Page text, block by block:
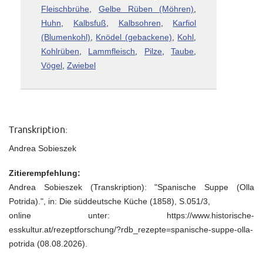
Fleischbrühe
Gelbe Rüben (Möhren)
Huhn
Kalbsfuß Kalbsohren
Karfiol
(Blumenkohl)
Knödel (gebackene) Kohl
Kohlrüben
Lammfleisch Pilze,Taube
Vögel Zwiebel
Transkription:
Andrea Sobieszek
Zitierempfehlung:
Andrea Sobieszek (Transkription): "Spanische Suppe (Olla
Potrida).", in: Die süddeutsche Küche (1858), S.051/3,
online unter: https://www.historische-
esskultur.at/rezeptforschung/?rdb_rezepte=spanische-suppe-olla-
potrida (08.08.2026).